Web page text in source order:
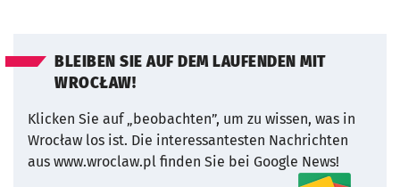
BLEIBEN SIE AUF DEM LAUFENDEN MIT
WROCŁAW!
Klicken Sie auf „beobachten”, um zu wissen, was in
Wrocław los ist. Die interessantesten Nachrichten
aus www.wroclaw.pl finden Sie bei Google News!